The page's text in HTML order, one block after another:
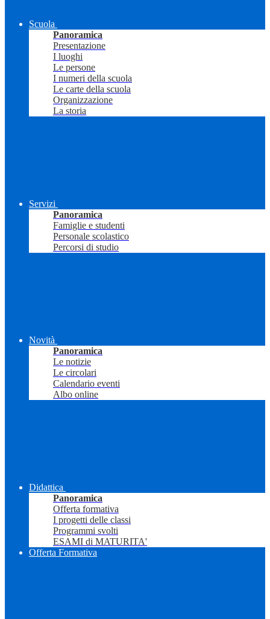
Scuola
Panoramica
Presentazione
I luoghi
Le persone
I numeri della scuola
Le carte della scuola
Organizzazione
La storia
Servizi
Panoramica
Famiglie e studenti
Personale scolastico
Percorsi di studio
Novità
Panoramica
Le notizie
Le circolari
Calendario eventi
Albo online
Didattica
Panoramica
Offerta formativa
I progetti delle classi
Programmi svolti
ESAMI di MATURITA'
Offerta Formativa